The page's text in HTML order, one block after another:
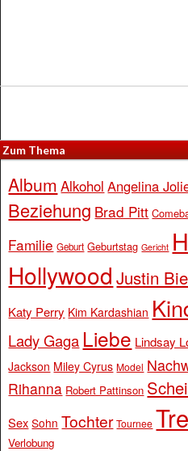
Zum Thema
Album Alkohol Angelina
Beziehung Brad Pitt
Familie Geburt Geburtstag Gericht
Hollywood Justin
Katy Perry Kim Kardashian
Lady Gaga Liebe Lindsay
Jackson Miley Cyrus Model
Rihanna Robert Pattinson
Sex Sohn Tochter Tournee
Verlobung